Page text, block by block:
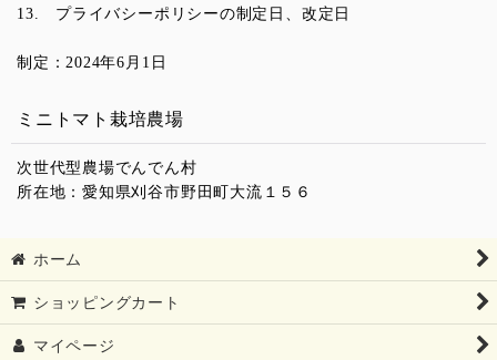
13. プライバシーポリシーの制定日、改定日
制定：2024年6月1日
ミニトマト栽培農場
次世代型農場でんでん村
所在地：愛知県刈谷市野田町大流１５６
ホーム
ショッピングカート
マイページ